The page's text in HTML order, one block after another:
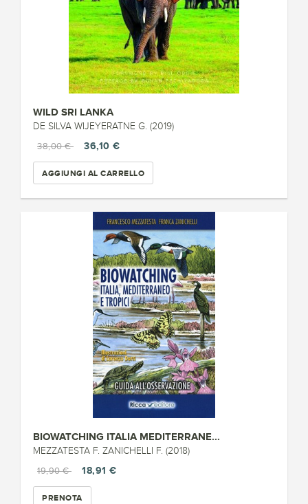
WILD SRI LANKA
DE SILVA WIJEYERATNE G. (2019)
38,00 €
36,10 €
AGGIUNGI AL CARRELLO
BIOWATCHING ITALIA MEDITERRANE...
MEZZATESTA F. ZANICHELLI F. (2018)
19,90 €
18,91 €
PRENOTA